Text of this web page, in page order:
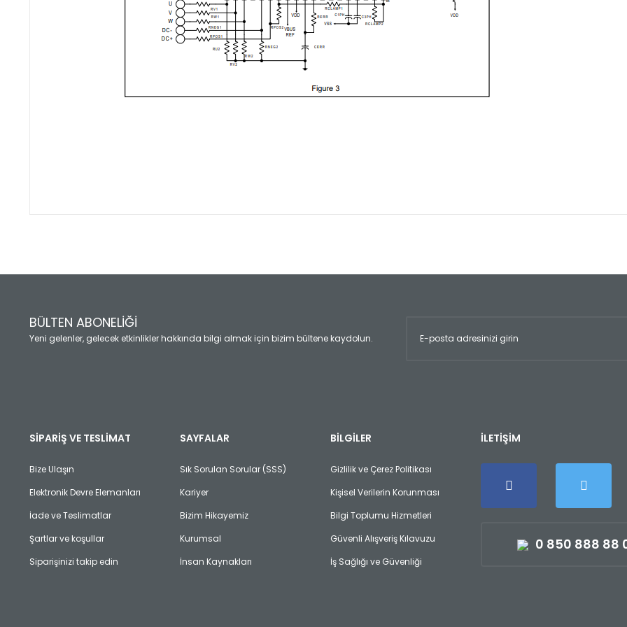
Yorum Yaz
Ürün açıklamasında eksik bilgiler bulunuyor.
Ürün fiyatı diğer sitelerden daha pahalı.
Bu ürüne benzer farklı alternatifler olmalı.
BÜLTEN ABONELİĞİ
Yeni gelenler, gelecek etkinlikler hakkında bilgi almak için bizim bültene kaydolun.
SİPARİŞ VE TESLİMAT
Bize Ulaşın
Elektronik Devre Elemanları
İade ve Teslimatlar
Şartlar ve koşullar
Siparişinizi takip edin
SAYFALAR
Sık Sorulan Sorular (SSS)
Kariyer
Bizim Hikayemiz
Kurumsal
İnsan Kaynakları
BİLGİLER
Gizlilik ve Çerez Politikası
Kişisel Verilerin Korunması
Bilgi Toplumu Hizmetleri
Güvenli Alışveriş Kılavuzu
İş Sağlığı ve Güvenliği
İLETİŞİM
0 850 888 88